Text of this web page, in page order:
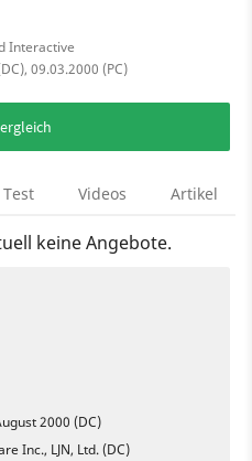
Interactive
09.03.2000 (PC)
Test Videos Artikel
keine Angebote.
2000 (DC)
Inc., LJN, Ltd. (DC)